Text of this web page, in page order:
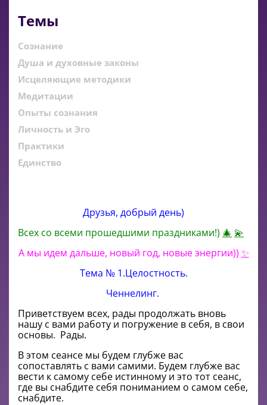
Темы
Сознание
Душа и духовные законы
Исцеляющие методики
Медитации
Опыты сознания
Личность и Эго
Практики
Единство
Друзья, добрый день)
Всех со всеми прошедшими праздниками!) 🎄 💫
А мы идем дальше, новый год, новые энергии)) ✨
Тема № 1.Целостность.
Ченнелинг.
Приветствуем всех, рады продолжать вновь
нашу с вами работу и погружение в себя, в свои
основы. Рады.
В этом сеансе мы будем глубже вас
сопоставлять с вами самими. Будем глубже вас
вести к самому себе истинному и это тот сеанс,
где вы снабдите себя пониманием о самом себе,
снабдите.